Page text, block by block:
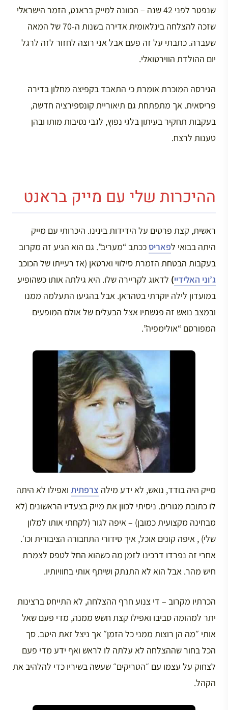
שנפטר לפני 42 שנה – הכוונה למייק בראנט, הזמר הישראלי
שזכה להצלחה בינלאומית אדירה בשנות ה-70 של המאה
שעברה. כתבתי על זה פעם אבל אני רוצה לחזור לזה לרגל
יום ההולדת הווירטואלי.
הגירסה המוכרת אומרת כי התאבד בקפיצה מחלון בדירה
פריסאית. אך מתפתחת גם תיאוריית קונספירציה חדשה,
בעקבות תחקיר בעיתון בלגי נפוץ, לגבי נסיבות מותו ובהן
טענות לרצח.
ההיכרות שלי עם מייק בראנט
ראשית, קצת פרטים על הידידות בינינו. היכרותי עם מייק
היתה בבואי לפאריס ככתב “מעריב”. גם הוא הגיע זה מקרוב
בעקבות הבטחת הזמרת סילווי וארטאן (אז רעייתו של הכוכב
ג’וני האלידיי) לדאוג לקריירה שלו. היא גילתה אותו כשהופיע
במועדון לילה יוקרתי בטהראן. אבל בהגיעו התעלמה ממנו
ובמצב נואש זה פגשתיו אצל הבעלים של אולם המופעים
המפורסם “אולימפיה”.
מייק היה בודד, נואש, לא ידע מילה צרפתית ואפילו לא היתה
לו כתובת מגורים. ניסיתי לכוון את מייק בצעדיו הראשונים (לא
מבחינה מקצועית כמובן) – איפה לגור (לקחתי אותו למלון
שלי) , איפה קונים אוכל, איך סידורי התחבורה הציבורית וכו׳.
אחרי זה נפרדו דרכינו לזמן מה כשהוא החל לטפס לצמרת
חיש מהר. אבל הוא לא התנתק ושיתף אותי בחוויותיו.
הכרתיו מקרוב – די צנוע חרף ההצלחה, לא התייחס ברצינות
יתר למהומה סביבו ואפילו קצת חשש ממנה, מדי פעם שאל
אותי ״מה הן רוצות ממני כל הזמן״ אך ניצל זאת היטב. סך
הכל בחור שההצלחה לא עלתה לו לראש ואף ידע מדי פעם
לצחוק על עצמו עם ״הטריקים״ שעשה בשיריו כדי להלהיב את
הקהל.